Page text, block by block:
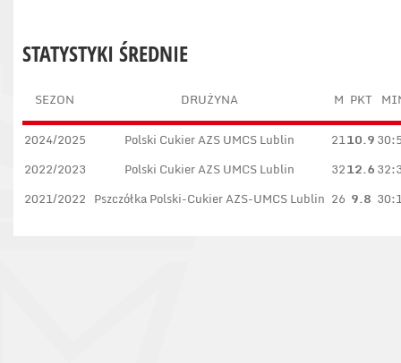
STATYSTYKI ŚREDNIE
SEZON DRUŻYNA M PKT
2024/2025 Polski Cukier AZS UMCS Lublin 2110.9
2022/2023
Polski Cukier AZS UMCS Lublin 3212.6
2021/2022 Pszczółka Polski-Cukier AZS-UMCS Lublin 26 9.8